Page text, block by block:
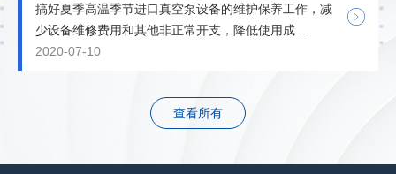
搞好夏季高温季节进口真空泵设备的维护保养工作，减
少设备维修费用和其他非正常开支，降低使用成...
2020-07-10
查看所有